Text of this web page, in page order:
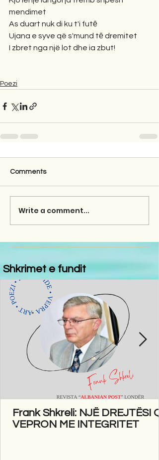
mendimet
As duart nuk di ku t'i futē
Ujana e syve që s'mund tē dremitet
I zbret nga një lot dhe ia zbut!
Poezi
Comments
Write a comment...
Shkrimet e fundit
Frank Shkreli: NJË DREJTËSI
VEPRON ME INTEGRITET